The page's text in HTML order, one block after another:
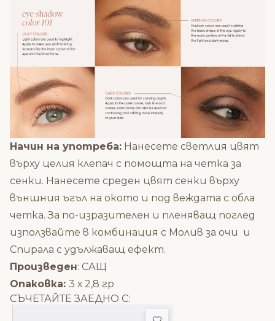
Начин на употреба: Нанесете светлия цвят
върху целия клепач с помощта на четка за
сенки. Нанесете среден цвят сенки върху
външния ъгъл на окото и под веждата с обла
четка. За по-изразителен и пленяващ поглед
използвайте в комбинация с Молив за очи и
Спирала с удължаващ ефект.
Произведен: САЩ
Опаковка: 3 х 2,8 гр
СЪЧЕТАЙТЕ ЗАЕДНО С: